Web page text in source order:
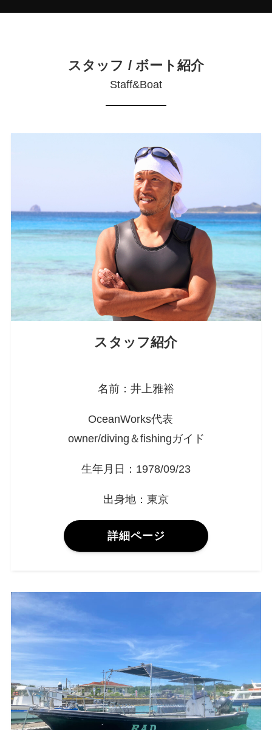
スタッフ / ボート紹介
Staff&Boat
スタッフ紹介
名前：井上雅裕
OceanWorks代表
owner/diving＆fishingガイド
生年月日：1978/09/23
出身地：東京
詳細ページ